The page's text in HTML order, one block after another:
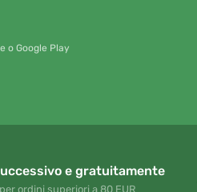
o Google Play
e gratuitamente
ordini superiori a 80 EUR